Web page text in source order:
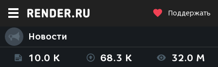
Поддержать
Новости
10.0 K 68.3 K 32.0 M